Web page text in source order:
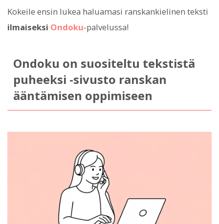
Kokeile ensin lukea haluamasi ranskankielinen teksti
ilmaiseksi Ondoku-palvelussa!
Ondoku on suositeltu tekstistä
puheeksi -sivusto ranskan
ääntämisen oppimiseen